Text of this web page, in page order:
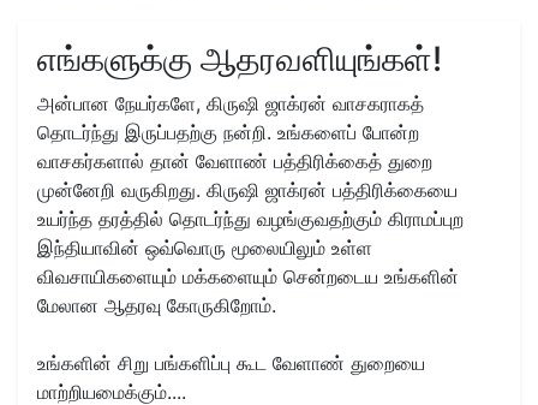
எங்களுக்கு ஆதரவளியுங்கள்!
அன்பான நேயர்களே, கிருஷி ஜாக்ரன் வாசகராகத்
தொடர்ந்து இருப்பதற்கு நன்றி. உங்களைப் போன்ற
வாசகர்களால் தான் வேளாண் பத்திரிக்கைத் துறை
முன்னேறி வருகிறது. கிருஷி ஜாக்ரன் பத்திரிக்கையை
உயர்ந்த தரத்தில் தொடர்ந்து வழங்குவதற்கும் கிராமப்புற
இந்தியாவின் ஒவ்வொரு மூலையிலும் உள்ள
விவசாயிகளையும் மக்களையும் சென்றடைய உங்களின்
மேலான ஆதரவு கோருகிறோம்.
உங்களின் சிறு பங்களிப்பு கூட வேளாண் துறையை
மாற்றியமைக்கும்....